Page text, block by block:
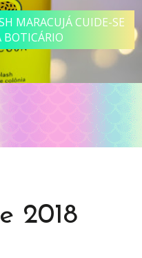
HIDRATANTE BANANA
FEIRA BOTICÁRIO
2018